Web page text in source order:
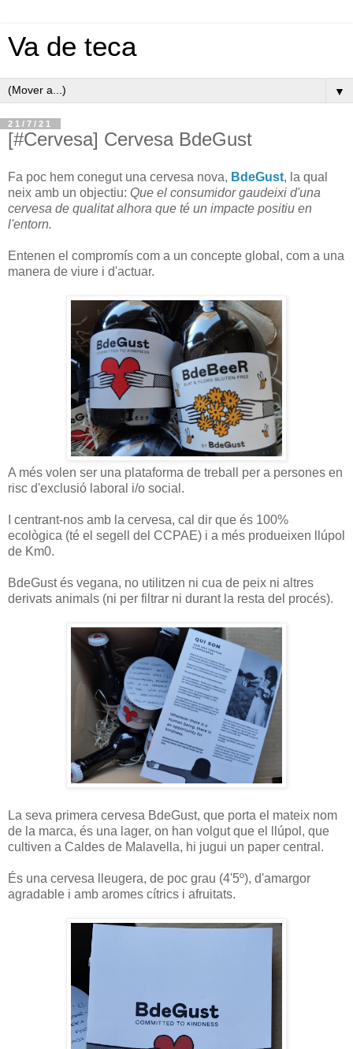
Va de teca
▼
21/7/21
[#Cervesa] Cervesa BdeGust
Fa poc hem conegut una cervesa nova, BdeGust, la qual
neix amb un objectiu: Que el consumidor gaudeixi d'una
cervesa de qualitat alhora que té un impacte positiu en
l'entorn.
Entenen el compromís com a un concepte global, com a una
manera de viure i d'actuar.
A més volen ser una plataforma de treball per a persones en
risc d'exclusió laboral i/o social.
I centrant-nos amb la cervesa, cal dir que és 100%
ecològica (té el segell del CCPAE) i a més produeixen llúpol
de Km0.
BdeGust és vegana, no utilitzen ni cua de peix ni altres
derivats animals (ni per filtrar ni durant la resta del procés).
La seva primera cervesa BdeGust, que porta el mateix nom
de la marca, és una lager, on han volgut que el llúpol, que
cultiven a Caldes de Malavella, hi jugui un paper central.
És una cervesa lleugera, de poc grau (4'5º), d'amargor
agradable i amb aromes cítrics i afruitats.